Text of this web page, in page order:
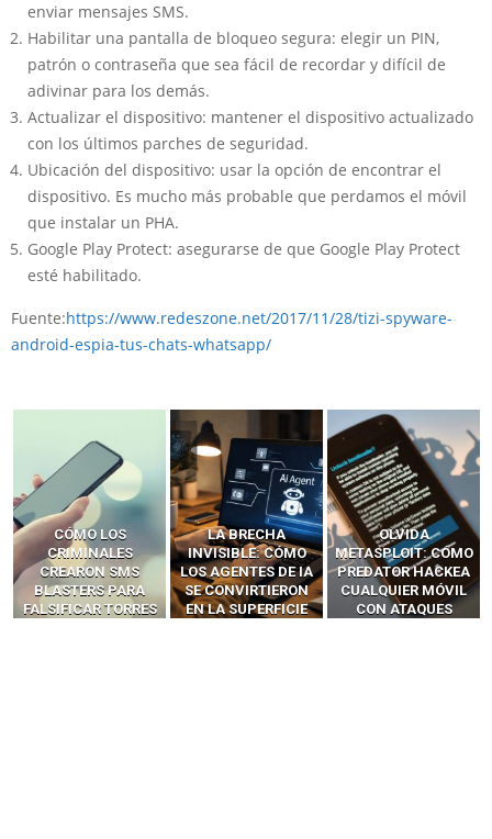
enviar mensajes SMS.
Habilitar una pantalla de bloqueo segura: elegir un PIN,
patrón o contraseña que sea fácil de recordar y difícil de
adivinar para los demás.
Actualizar el dispositivo: mantener el dispositivo actualizado
con los últimos parches de seguridad.
Ubicación del dispositivo: usar la opción de encontrar el
dispositivo. Es mucho más probable que perdamos el móvil
que instalar un PHA.
Google Play Protect: asegurarse de que Google Play Protect
esté habilitado.
Fuente:https://www.redeszone.net/2017/11/28/tizi-spyware-
android-espia-tus-chats-whatsapp/
LA BRECHA
INVISIBLE: CÓMO
LOS AGENTES DE IA
SE CONVIRTIERON
EN LA SUPERFICIE
OLVIDA
METASPLOIT: CÓMO
PREDATOR HACKEA
CUALQUIER MÓVIL
CON ATAQUES
CÓMO LOS HACKERS
INTERCEPTAN OTPS
Y LLAMADAS
MÓVILES SIN
‘HACKEAR’ — EL